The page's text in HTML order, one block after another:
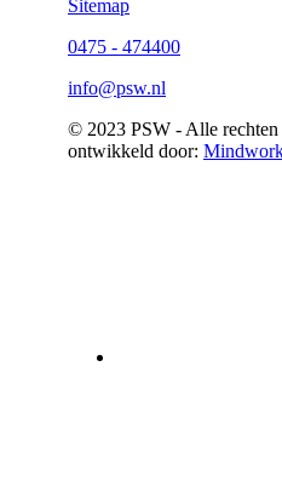
Sitemap
0475 - 474400
info@psw.nl
© 2023 PSW - Alle rechten
ontwikkeld door: